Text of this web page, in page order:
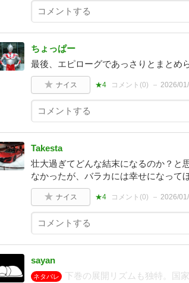
ちょっぱー
最後、エピローグであっさりとまと
ナイス ★4 コメント(0) 2026/
Takesta
壮大過ぎてどんな結末になるのか？と
なかったが、バラカには幸せになって
ナイス ★4 コメント(0) 2026/
sayan
ネタバレ
下巻の展開リズムも独特。国